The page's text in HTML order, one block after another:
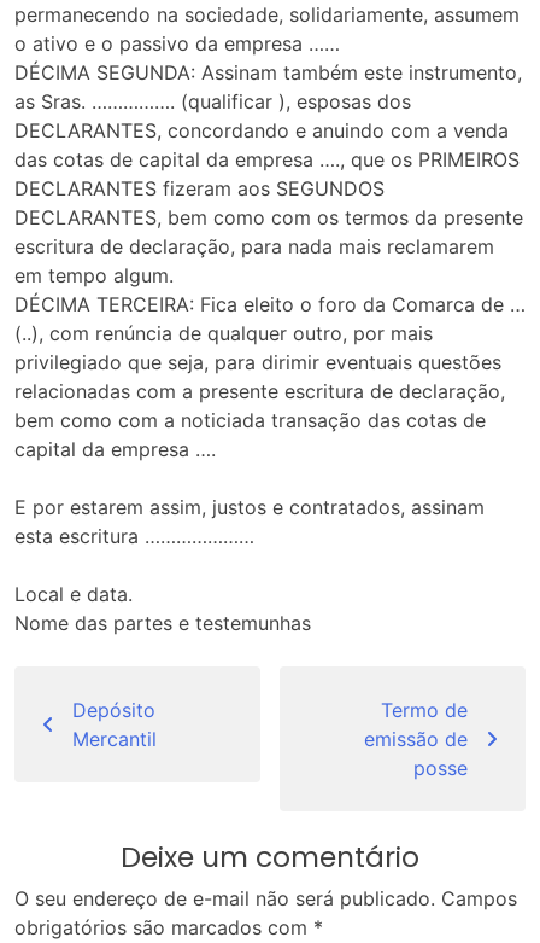
permanecendo na sociedade, solidariamente, assumem
o ativo e o passivo da empresa ……
DÉCIMA SEGUNDA: Assinam também este instrumento,
as Sras. ……………. (qualificar ), esposas dos
DECLARANTES, concordando e anuindo com a venda
das cotas de capital da empresa …., que os PRIMEIROS
DECLARANTES fizeram aos SEGUNDOS
DECLARANTES, bem como com os termos da presente
escritura de declaração, para nada mais reclamarem
em tempo algum.
DÉCIMA TERCEIRA: Fica eleito o foro da Comarca de …
(..), com renúncia de qualquer outro, por mais
privilegiado que seja, para dirimir eventuais questões
relacionadas com a presente escritura de declaração,
bem como com a noticiada transação das cotas de
capital da empresa ….
E por estarem assim, justos e contratados, assinam
esta escritura …………………
Local e data.
Nome das partes e testemunhas
de
Post
Depósito
Mercantil
Termo de
emissão de
posse
Deixe um comentário
O seu endereço de e-mail não será publicado. Campos
obrigatórios são marcados com *